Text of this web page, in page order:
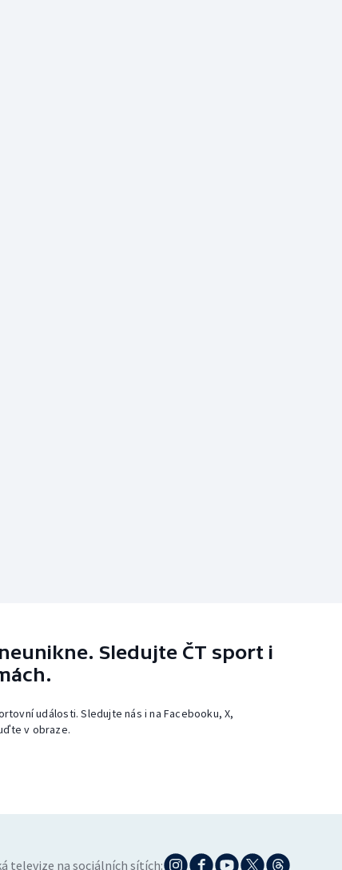
Sledujte ČT sport i
události. Sledujte nás i na Facebooku, X,
v obraze.
televize na sociálních sítích: